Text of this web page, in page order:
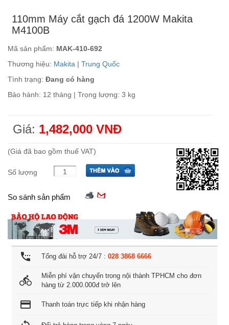
110mm Máy cắt gạch đá 1200W Makita
M4100B
Mã sản phẩm: MAK-410-692
Thương hiệu: Makita | Trung Quốc
Tình trạng: Đang có hàng
Bảo hành: 12 tháng | Trọng lượng: 3 kg
Giá: 1,482,000 VNĐ
(Giá đã bao gồm thuế VAT)
Số lượng
So sánh sản phẩm
settings_phone Tổng đài hỗ trợ 24/7 : 028 3868 6666
directions_bike
Miễn phí vận chuyển trong nội thành TPHCM cho đơn
hàng từ 2.000.000đ trở lên
credit_card Thanh toán trực tiếp khi nhận hàng